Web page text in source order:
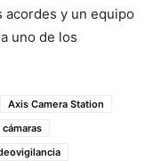
acordes y un equipo
uno de los
Axis Camera Station
cámaras